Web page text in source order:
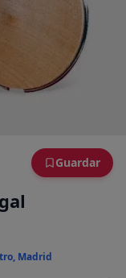
Guardar
Madrid